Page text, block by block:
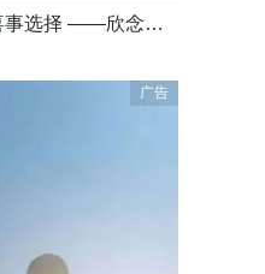
子二十九载匠心传承路
广告